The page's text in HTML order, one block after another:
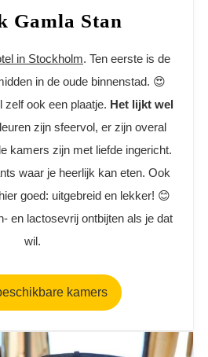
Gamla Stan
in Stockholm. Ten eerste is de
in de oude binnenstad. 😍
zelf ook een plaatje. Het lijkt wel
zijn sfeervol, er zijn overal
kamers zijn met liefde ingericht.
waar je heerlijk kan eten. Ook
goed: uitgebreid en lekker! 😊
en lactosevrij ontbijten als je dat
wil.
kamers